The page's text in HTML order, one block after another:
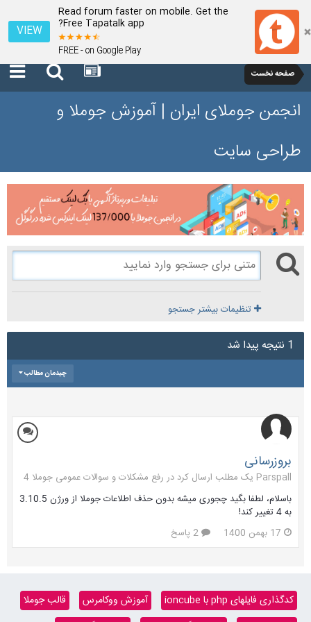
Read forum faster on mobile. Get the
Free Tapatalk app?
FREE - on Google Play
VIEW
صفحه نخست
انجمن جوملای ایران | آموزش جوملا و
طراحی سایت
تنظیمات بیشتر جستجو
1 نتیجه پیدا شد
چیدمان مطالب
بروزرسانی
Parspall یک مطلب ارسال کرد در
رفع مشکلات و سوالات عمومی جوملا 4
باسلام، لطفا بگید چجوری میشه بدون حذف اطلاعات جوملا از ورژن 3.10.5
به 4 تغییر کند!
17 بهمن 1400
کدگذاری فایلهای php با ioncube آموزش ووکامرس
قالب جوملا